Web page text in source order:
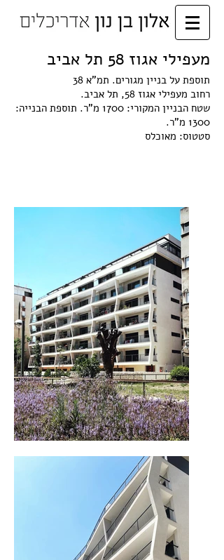
מעפילי אגוז 58 תל אביב
תוספת על בניין מגורים. תמ"א 38
רחוב מעפילי אגוז 58, תל אביב.
שטח הבניין המקורי: 1700 מ"ר. תוספת הבנייה:
1300 מ"ר.
סטטוס: מאוכלס